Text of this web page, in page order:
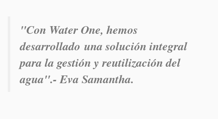
"Con Water One, hemos
desarrollado una solución integral
para la gestión y reutilización del
agua".- Eva Samantha.